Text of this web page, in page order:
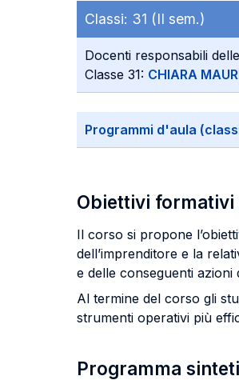
Classi: 31 (II sem.)
Docenti responsabili
Classe 31: CHIARA
Programmi d'aula
Obiettivi formativi
Il corso si propone
dell’imprenditore e la
e delle conseguenti azioni
Al termine del corso gli
strumenti operativi più
Programma